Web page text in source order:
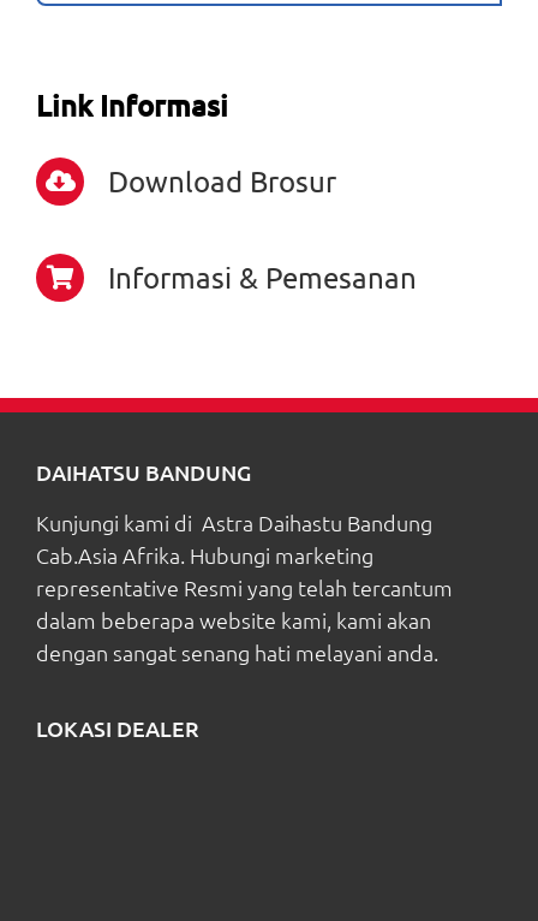
Link Informasi
Download Brosur
Informasi & Pemesanan
DAIHATSU BANDUNG
Kunjungi kami di Astra Daihastu Bandung
Cab.Asia Afrika. Hubungi marketing
representative Resmi yang telah tercantum
dalam beberapa website kami, kami akan
dengan sangat senang hati melayani anda.
LOKASI DEALER